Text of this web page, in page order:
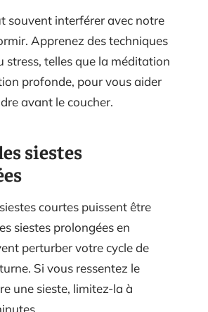
souvent interférer avec notre
Apprenez des techniques
stress, telles que la méditation
profonde, pour vous aider
avant le coucher.
siestes
courtes puissent être
siestes prolongées en
perturber votre cycle de
Si vous ressentez le
une sieste, limitez-la à